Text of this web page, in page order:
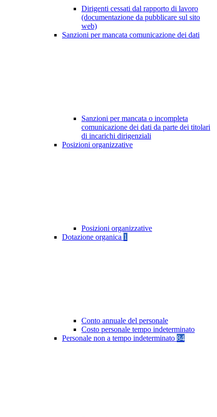
Dirigenti cessati dal rapporto di lavoro
(documentazione da pubblicare sul sito
web)
Sanzioni per mancata comunicazione dei dati
Sanzioni per mancata o incompleta
comunicazione dei dati da parte dei titolari
di incarichi dirigenziali
Posizioni organizzative
Posizioni organizzative
Dotazione organica 1
Conto annuale del personale
Costo personale tempo indeterminato
Personale non a tempo indeterminato 84